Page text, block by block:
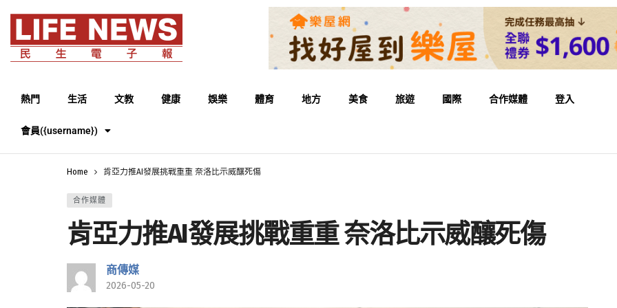
熱門 生活 文教 健康 娛樂 體育 地方 美食 旅遊 國際 合作媒體 登入
會員({username})
Home 肯亞力推AI發展挑戰重重 奈洛比示威釀死傷
合作媒體
肯亞力推AI發展挑戰重重 奈洛比示威釀死傷
商傳媒
2026-05-20